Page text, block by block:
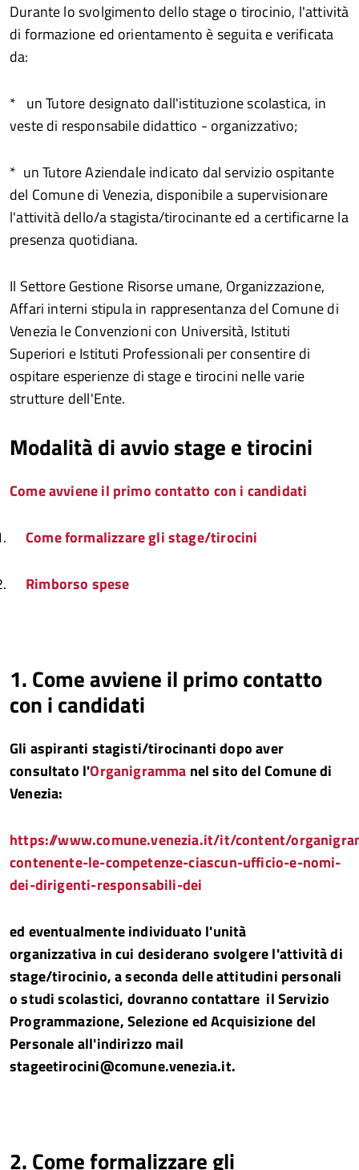
Durante lo svolgimento dello stage o tirocinio, l'attività
di formazione ed orientamento è seguita e verificata
da:
* un Tutore designato dall'istituzione scolastica, in
veste di responsabile didattico - organizzativo;
* un Tutore Aziendale indicato dal servizio ospitante
del Comune di Venezia, disponibile a supervisionare
l'attività dello/a stagista/tirocinante ed a certificarne la
presenza quotidiana.
Il Settore Gestione Risorse umane, Organizzazione,
Affari interni stipula in rappresentanza del Comune di
Venezia le Convenzioni con Università, Istituti
Superiori e Istituti Professionali per consentire di
ospitare esperienze di stage e tirocini nelle varie
strutture dell'Ente.
Modalità di avvio stage e tirocini
Come avviene il primo contatto con i candidati
Come formalizzare gli stage/tirocini
Rimborso spese
1. Come avviene il primo contatto
con i candidati
Gli aspiranti stagisti/tirocinanti dopo aver
consultato l'Organigramma nel sito del Comune di
Venezia:
https://www.comune.venezia.it/it/content/
contenente-le-competenze-ciascun-ufficio-e-nomi-
dei-dirigenti-responsabili-dei
ed eventualmenteindividuato l'unità
organizzativa in cui desiderano svolgere l'attività di
stage/tirocinio, a seconda delle attitudini personali
o studi scolastici, dovranno contattare il Servizio
Programmazione, Selezione ed Acquisizione del
Personale all'indirizzo mail
stageetirocini@comune.venezia.it.
2. Come formalizzare gli